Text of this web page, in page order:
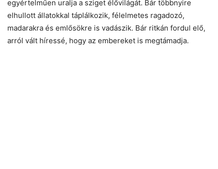
egyértelműen uralja a sziget élővilágát. Bár többnyire
elhullott állatokkal táplálkozik, félelmetes ragadozó,
madarakra és emlősökre is vadászik. Bár ritkán fordul elő,
arról vált híressé, hogy az embereket is megtámadja.